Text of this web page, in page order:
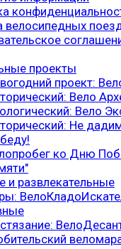
велосипедных
проекты
проект:
Вело
Вело
Не
ко Дню
и развлекательные